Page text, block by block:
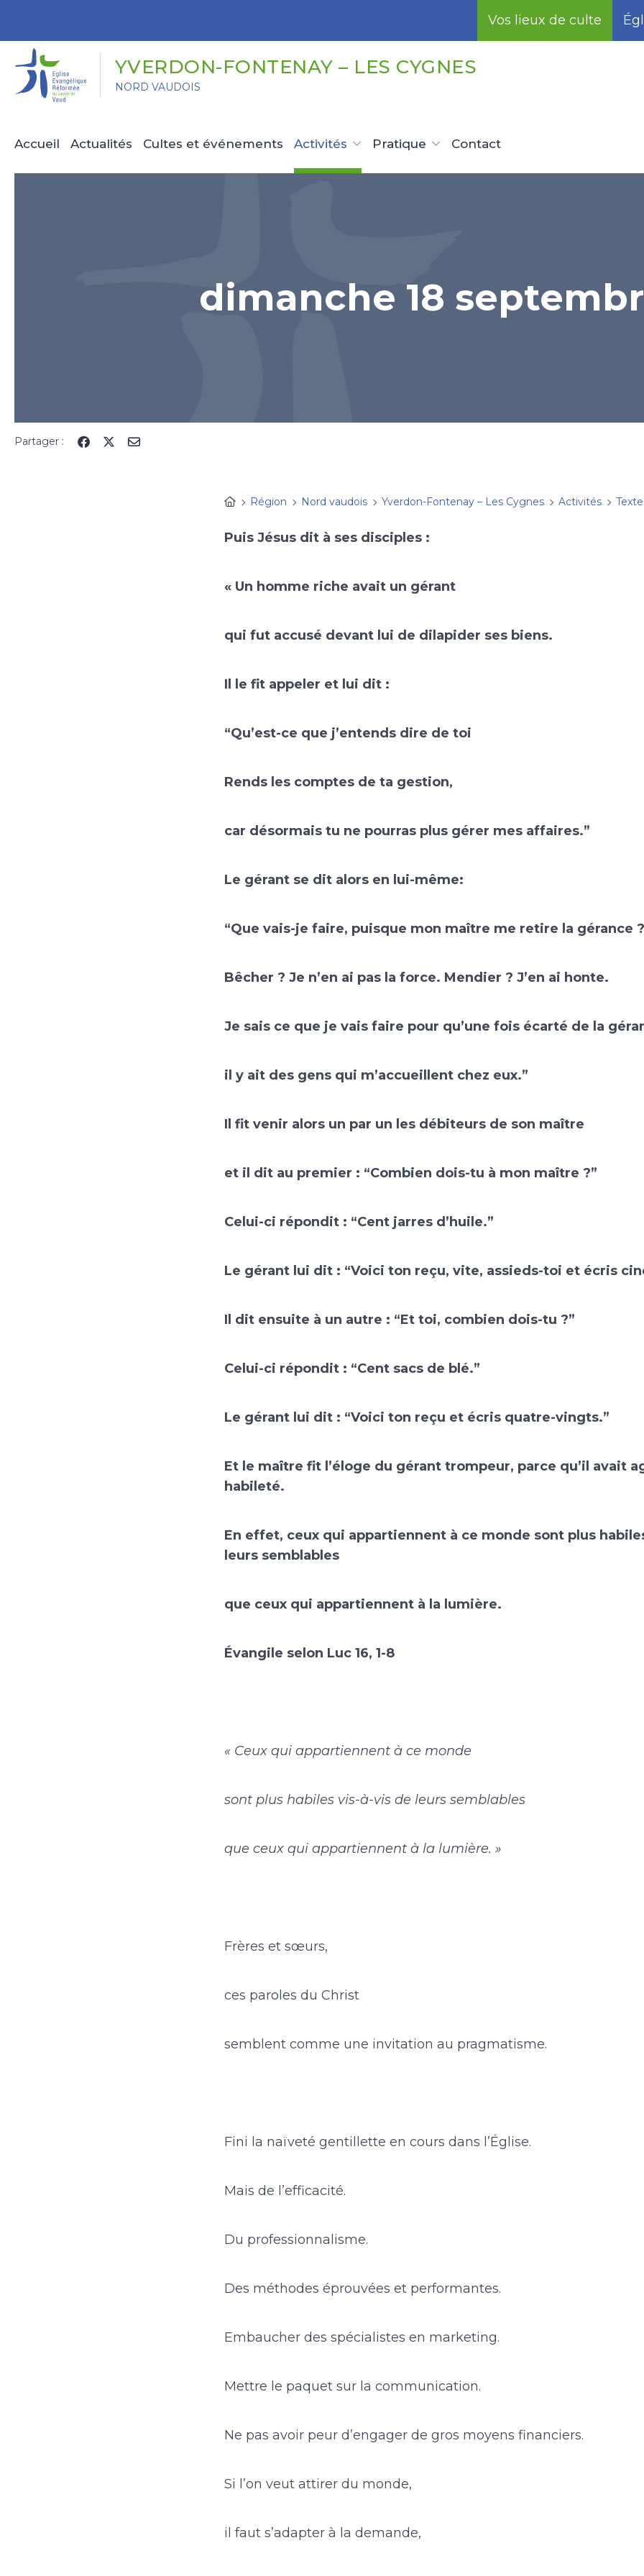
Vos lieux de culte
YVERDON-FONTENAY – LES CYGNES
NORD VAUDOIS
Accueil Actualités Cultes et événements Activités Pratique Contact
dimanche 18
Partager :
Région Nord vaudois Yverdon-Fontenay – Les Cygnes Activités
Puis Jésus dit à ses disciples :
« Un homme riche avait un gérant
qui fut accusé devant lui de dilapider ses biens.
Il le fit appeler et lui dit :
“Qu’est-ce que j’entends dire de toi
Rends les comptes de ta gestion,
car désormais tu ne pourras plus gérer mes affaires.”
Le gérant se dit alors en lui-même:
“Que vais-je faire, puisque mon maître me retire la gérance ?
Bêcher ? Je n’en ai pas la force. Mendier ? J’en ai honte.
Je sais ce que je vais faire pour qu’une fois écarté de la
il y ait des gens qui m’accueillent chez eux.”
Il fit venir alors un par un les débiteurs de son maître
et il dit au premier : “Combien dois-tu à mon maître ?”
Celui-ci répondit : “Cent jarres d’huile.”
Le gérant lui dit : “Voici ton reçu, vite, assieds-toi et écris
Il dit ensuite à un autre : “Et toi, combien dois-tu ?”
Celui-ci répondit : “Cent sacs de blé.”
Le gérant lui dit : “Voici ton reçu et écris quatre-vingts.”
Et le maître fit l’éloge du gérant trompeur, parce qu’il avait
habileté.
En effet, ceux qui appartiennent à ce monde sont plus
leurs semblables
que ceux qui appartiennent à la lumière.
Évangile selon Luc 16, 1-8
« Ceux qui appartiennent à ce monde
sont plus habiles vis-à-vis de leurs semblables
que ceux qui appartiennent à la lumière. »
Frères et sœurs,
ces paroles du Christ
semblent comme une invitation au pragmatisme.
Fini la naïveté gentillette en cours dans l’Église.
Mais de l’efficacité.
Du professionnalisme.
Des méthodes éprouvées et performantes.
Embaucher des spécialistes en marketing.
Mettre le paquet sur la communication.
Ne pas avoir peur d’engager de gros moyens financiers.
Si l’on veut attirer du monde,
il faut s’adapter à la demande,